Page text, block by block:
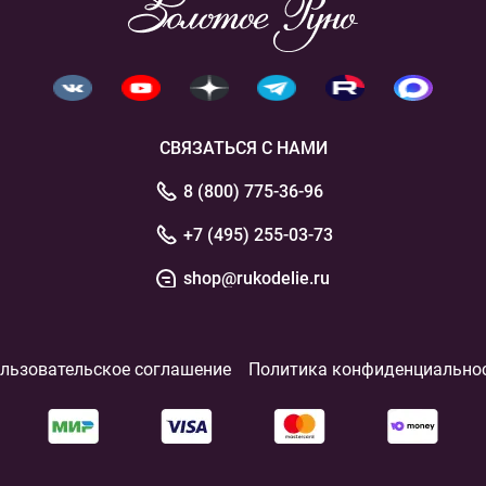
СВЯЗАТЬСЯ С НАМИ
8 (800) 775-36-96
+7 (495) 255-03-73
shop@rukodelie.ru
соглашение Политика